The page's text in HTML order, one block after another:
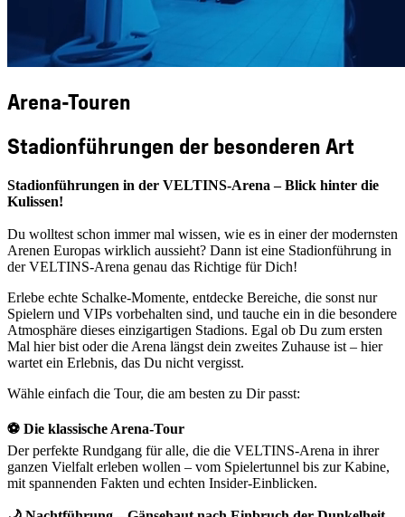
Arena-Touren
Stadionführungen der besonderen Art
Stadionführungen in der VELTINS-Arena – Blick hinter die
Kulissen!
Du wolltest schon immer mal wissen, wie es in einer der modernsten
Arenen Europas wirklich aussieht? Dann ist eine Stadionführung in
der VELTINS-Arena genau das Richtige für Dich!
Erlebe echte Schalke-Momente, entdecke Bereiche, die sonst nur
Spielern und VIPs vorbehalten sind, und tauche ein in die besondere
Atmosphäre dieses einzigartigen Stadions. Egal ob Du zum ersten
Mal hier bist oder die Arena längst dein zweites Zuhause ist – hier
wartet ein Erlebnis, das Du nicht vergisst.
Wähle einfach die Tour, die am besten zu Dir passt:
⚽ Die klassische Arena-Tour
Der perfekte Rundgang für alle, die die VELTINS-Arena in ihrer
ganzen Vielfalt erleben wollen – vom Spielertunnel bis zur Kabine,
mit spannenden Fakten und echten Insider-Einblicken.